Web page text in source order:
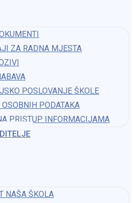
ZA RADNA MJESTA
POSLOVANJE ŠKOLE
PODATAKA
PRISTUP INFORMACIJAMA​
NAŠA ŠKOLA
kzrinski-krnjak.skole.hr